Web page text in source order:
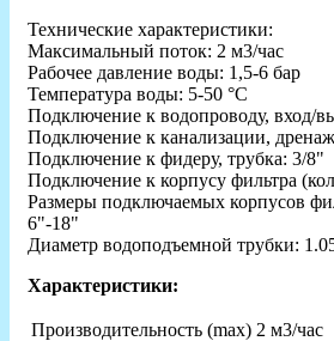
Технические характеристики:
Максимальный поток: 2 м3/час
Рабочее давление воды: 1,5-6 бар
Температура воды: 5-50 °С
Подключение к водопроводу, вход/
Подключение к канализации,
Подключение к фидеру, трубка: 3/8"
Подключение к корпусу фильтра
Размеры подключаемых корпусов
6"-18"
Диаметр водоподъемной трубки:
Характеристики:
Производительность (max) 2 м3/час